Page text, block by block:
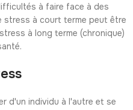
à faire face à des
stress à court terme peut être
à long terme (chronique)
d'un individu à l'autre et se